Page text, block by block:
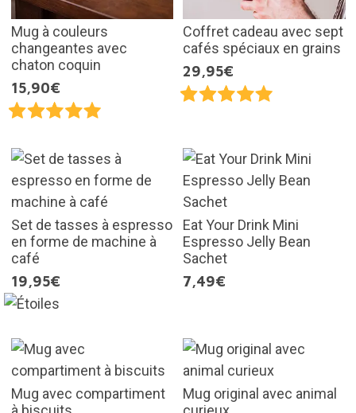
Mug à couleurs
changeantes avec
chaton coquin
15,90€
Coffret cadeau avec sept
cafés spéciaux en grains
29,95€
Set de tasses à espresso
en forme de machine à
café
19,95€
Eat Your Drink Mini
Espresso Jelly Bean
Sachet
7,49€
Mug avec compartiment
Mug original avec animal